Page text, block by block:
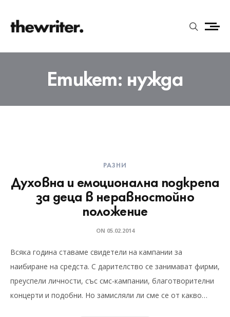
Етикет: нужда
РАЗНИ
Духовна и емоционална подкрепа
за деца в неравностойно
положение
ON 05.02.2014
Всяка година ставаме свидетели на кампании за
наибиране на средста. С дарителство се занимават фирми,
преуспели личности, със смс-кампании, благотворителни
концерти и подобни. Но замисляли ли сме се от какво…